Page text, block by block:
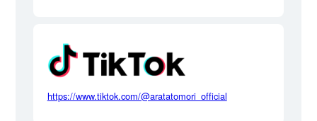
https://www.tiktok.com/@aratatomori_official